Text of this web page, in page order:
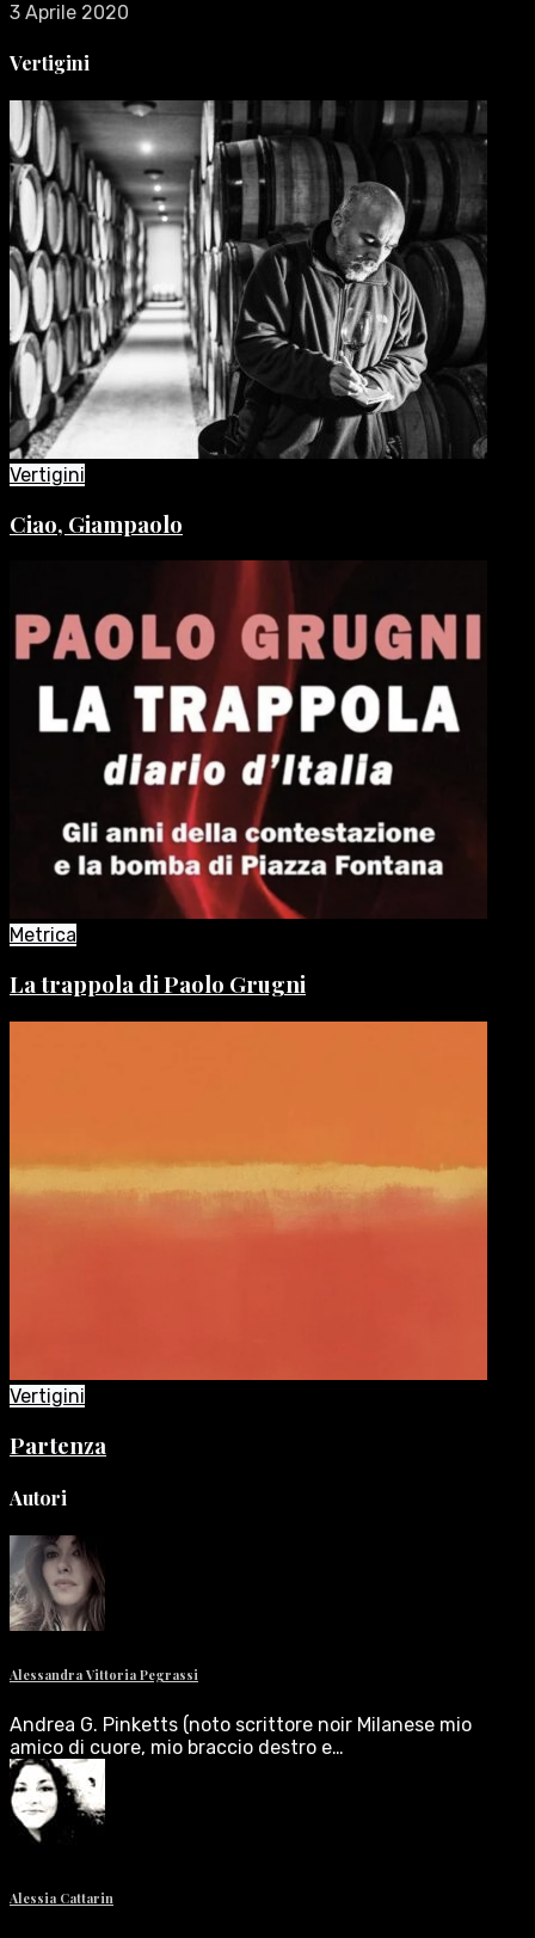
3 Aprile 2020
Vertigini
Vertigini
Ciao, Giampaolo
Metrica
La trappola di Paolo Grugni
Vertigini
Partenza
Autori
Alessandra Vittoria Pegrassi
Andrea G. Pinketts (noto scrittore noir Milanese mio
amico di cuore, mio braccio destro e…
Alessia Cattarin